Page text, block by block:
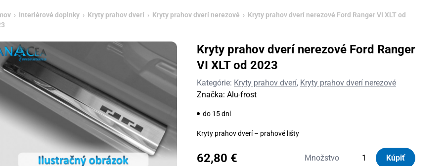
› Interiérové doplnky › Kryty prahov dverí › Kryty prahov dverí nerezové › Kryty prahov dverí nerezové Ford Ranger VI XLT od
Kryty prahov dverí nerezové Ford Ranger
VI XLT od 2023
Kategórie: Kryty prahov dverí, Kryty prahov dverí nerezové
Značka: Alu-frost
do 15 dní
Kryty prahov dverí – prahové lišty
62,80 € Množstvo
množstvo
Kúpiť